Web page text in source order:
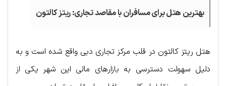
بهترین هتل برای مسافران با مقاصد تجاری: ریتز کالتون
هتل ریتز کالتون در قلب مرکز تجاری دبی واقع شده است و به
دلیل سهولت دسترسی به بازارهای مالی این شهر یکی از